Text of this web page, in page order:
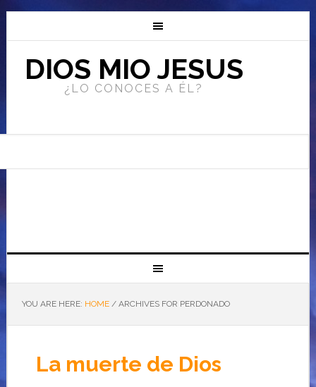
DIOS MIO JESUS
¿LO CONOCES A ÉL?
YOU ARE HERE: HOME /ARCHIVES FOR PERDONADO
La muerte de Dios